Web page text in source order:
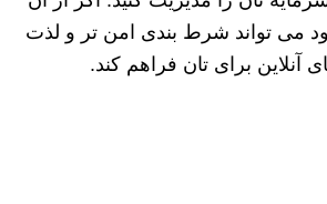
می تواند شرط بندی امن تر و لذت
آنلاین برای تان فراهم کند.